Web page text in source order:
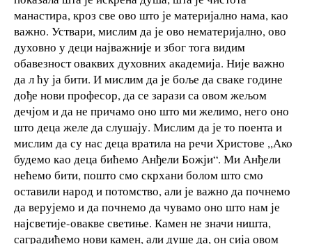
манастира, кроз све ово што је материјално нама, као
важно. Уствари, мислим да је ово нематеријално, ово
духовно у деци најважније и због тога видим
обавезност оваквих духовних академија. Није важно
да л ћу ја бити. И мислим да је боље да сваке године
дође нови професор, да се зарази са овом жељом
дечјом и да не причамо оно што ми желимо, него оно
што деца желе да слушају. Мислим да је то поента и
мислим да су нас деца вратила на речи Христове ,,Ако
будемо као деца бићемо Анђели Божји“. Ми Анђели
нећемо бити, пошто смо скрхани болом што смо
оставили народ и потомство, али је важно да почнемо
да верујемо и да почнемо да чувамо оно што нам је
најсветије-овакве светиње. Камен не значи ништа,
саградићемо нови камен, али душе да, он сија овом